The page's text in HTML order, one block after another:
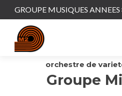
GROUPE MUSIQUES
orchestre de
Groupe